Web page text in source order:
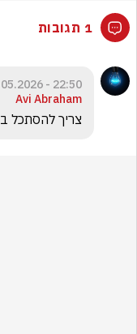
1 תגובות
22:50 - 16.05.2026
Avi Abraham
צריך להסתכל ב VAR